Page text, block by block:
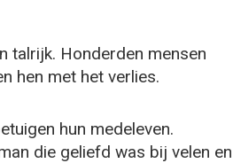
talrijk. Honderden mensen
hen met het verlies.
hun medeleven.
die geliefd was bij velen en